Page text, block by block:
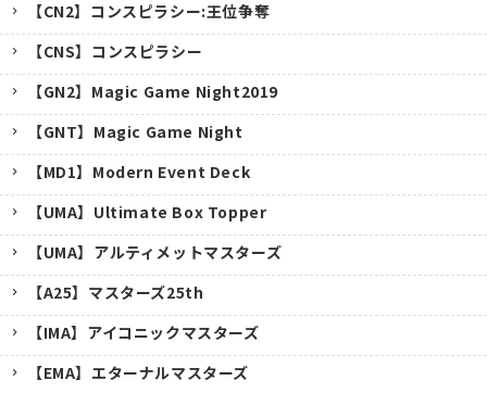
キャンセル
【CN2】コンスピラシー:王位争奪
【CNS】コンスピラシー
【GN2】Magic Game Night2019
【GNT】Magic Game Night
【MD1】Modern Event Deck
【UMA】Ultimate Box Topper
【UMA】アルティメットマスターズ
【A25】マスターズ25th
【IMA】アイコニックマスターズ
【EMA】エターナルマスターズ